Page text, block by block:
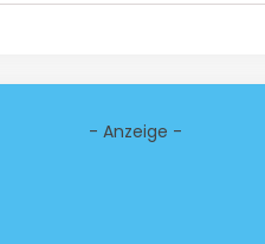
- Anzeige -